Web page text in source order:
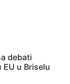
debati
u Briselu